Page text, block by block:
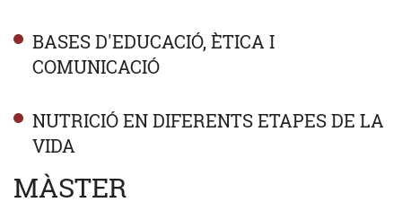
BASES D'EDUCACIÓ, ÈTICA I
COMUNICACIÓ
NUTRICIÓ EN DIFERENTS ETAPES DE LA
VIDA
MÀSTER